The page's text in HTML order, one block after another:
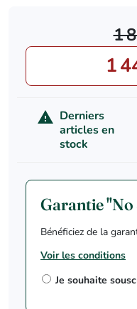
1
1
 Derniers
articles en
stock
Garantie "No
Bénéficiez de la
Voir les conditions
Je souhaite